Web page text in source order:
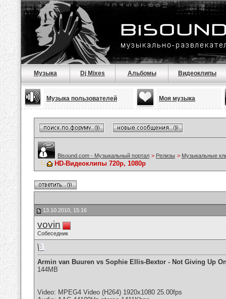
Музыка Dj Mixes Альбомы Видеоклипы
Музыка пользователей Моя музыка
Bisound.com - Музыкальный портал > Релизы > Музыкальные
HD-Видеоклипы 720p, 1080p
13.10.2010, 15:16
vovin
Собеседник
Armin van Buuren vs Sophie Ellis-Bextor - Not Giving Up
144MB
Video: MPEG4 Video (H264) 1920x1080 25.00fps